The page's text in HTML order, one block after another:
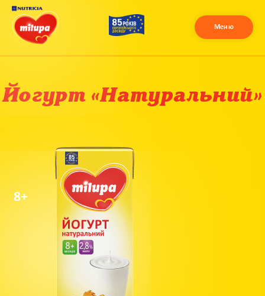
Меню
Йогурт «Натуральний»
8+